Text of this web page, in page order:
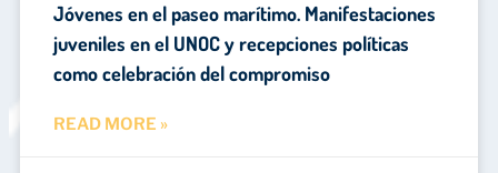
Jóvenes en el paseo marítimo. Manifestaciones
juveniles en el UNOC y recepciones políticas
como celebración del compromiso
READ MORE »